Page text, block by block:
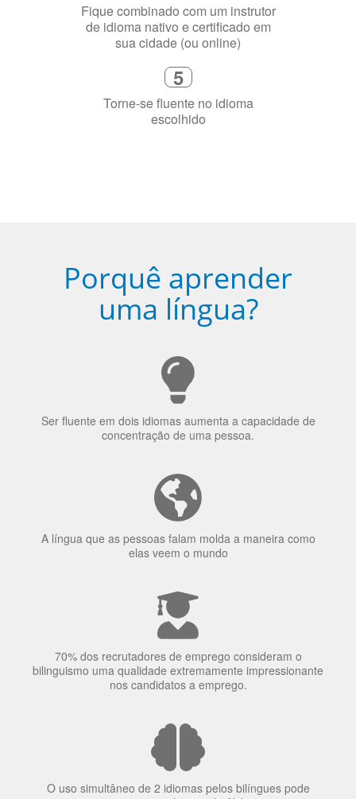
sua cidade (ou online)
5
Torne-se fluente no idioma
escolhido
uma língua?
Ser fluente em dois idiomas aumenta a capacidade de
concentração de uma pessoa.
A língua que as pessoas falam molda a maneira como
elas veem o mundo
70% dos recrutadores de emprego consideram o
bilinguismo uma qualidade extremamente impressionante
O uso simultâneo de 2 idiomas pelos bilíngues pode
proteger contra a doença de Alzheimer.